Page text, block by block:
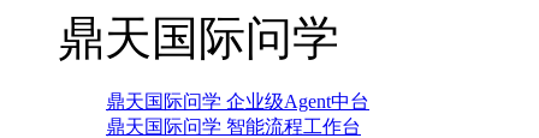
鼎天国际问学
鼎天国际问学 企业级Agent中台
鼎天国际问学 智能流程工作台